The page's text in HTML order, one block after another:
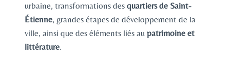
urbaine, transformations des quartiers de Saint-
Étienne, grandes étapes de développement de la
ville, ainsi que des éléments liés au patrimoine et
littérature.